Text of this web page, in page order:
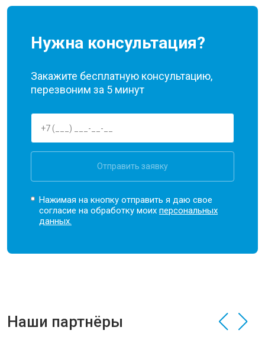
Нужна консультация?
Закажите бесплатную консультацию,
перезвоним за 5 минут
Отправить заявку
Нажимая на кнопку отправить я даю свое
согласие на обработку моихперсональных
данных.
Наши партнёры